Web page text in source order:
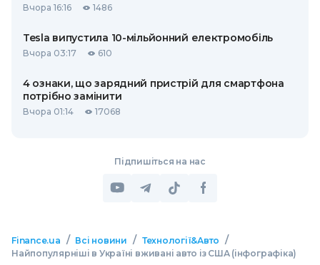
Вчора 16:16 1486
Tesla випустила 10-мільйонний електромобіль
Вчора 03:17 610
4 ознаки, що зарядний пристрій для смартфона
потрібно замінити
Вчора 01:14 17068
Підпишіться на нас
Finance.ua / Всі новини / Технології&Авто /
Найпопулярніші в Україні вживані авто із США (інфографіка)